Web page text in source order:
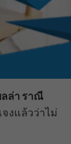
ลล่า ราณี
งแล้วว่าไม่